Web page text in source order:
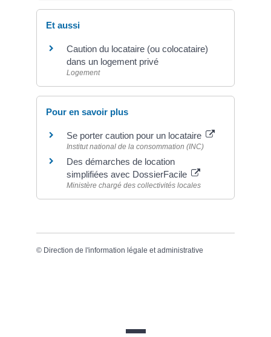
Et aussi
Caution du locataire (ou colocataire)
dans un logement privé
Logement
Pour en savoir plus
Se porter caution pour un locataire
Institut national de la consommation (INC)
Des démarches de location
simplifiées avec DossierFacile
Ministère chargé des collectivités locales
© Direction de l'information légale et administrative